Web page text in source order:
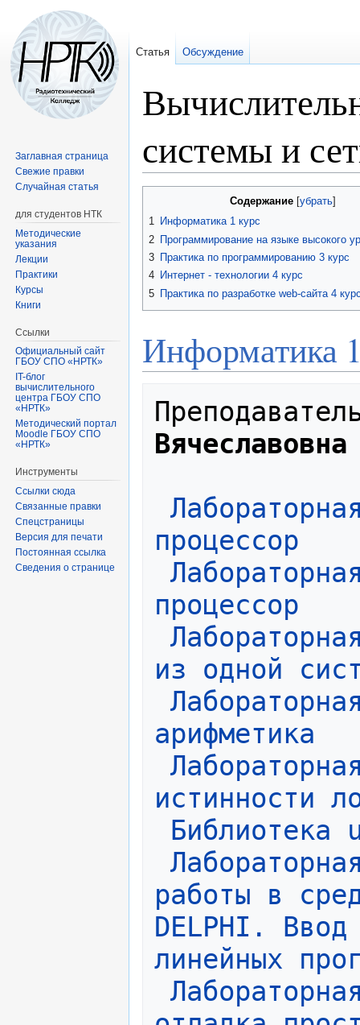
системы и
навигации
поиску
Содержание
1 Информатика 1 курс
2 Программирование на языке высокого
3 Практика по программированию 3 курс
4 Интернет - технологии 4 курс
5 Практика по разработке web-сайта 4
Информатика
Вячеславовна
процессор
процессор
из одной
арифметика
истинности
Библиотека
работы в
DELPHI.
линейных
Статья Обсуждение
Заглавная страница
Свежие правки
Случайная статья
для студентов НТК
Методические
указания
Лекции
Практики
Курсы
Книги
Ссылки
Официальный сайт
ГБОУ СПО «НРТК»
IT-блог
вычислительного
центра ГБОУ СПО
«НРТК»
Методический портал
Moodle ГБОУ СПО
«НРТК»
Инструменты
Ссылки сюда
Связанные правки
Спецстраницы
Версия для печати
Постоянная ссылка
Сведения о странице